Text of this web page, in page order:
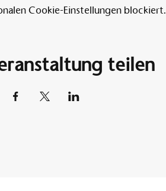
Cookie-Einstellungen blockiert.
teilen